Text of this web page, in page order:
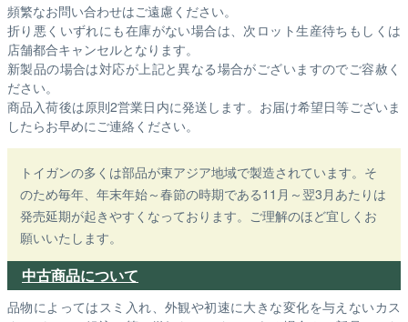
頻繁なお問い合わせはご遠慮ください。
折り悪くいずれにも在庫がない場合は、次ロット生産待ちもしくは
店舗都合キャンセルとなります。
新製品の場合は対応が上記と異なる場合がございますのでご容赦く
ださい。
商品入荷後は原則2営業日内に発送します。お届け希望日等ございま
したらお早めにご連絡ください。
トイガンの多くは部品が東アジア地域で製造されています。そ
のため毎年、年末年始～春節の時期である11月～翌3月あたりは
発売延期が起きやすくなっております。ご理解のほど宜しくお
願いいたします。
中古商品について
品物によってはスミ入れ、外観や初速に大きな変化を与えないカス